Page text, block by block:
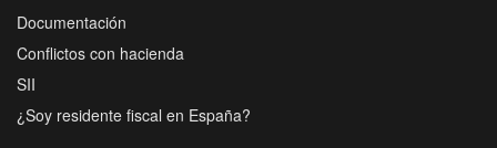
Documentación
Conflictos con hacienda
SII
¿Soy residente fiscal en España?